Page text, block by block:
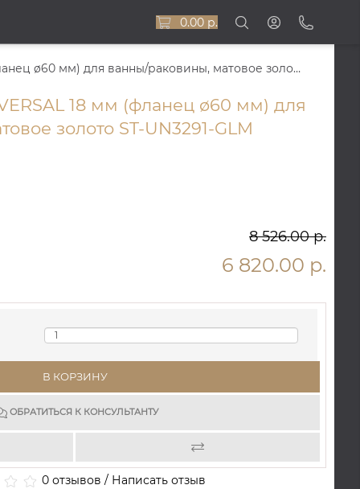
0.00 р.
Излив из стены UNIVERSAL 18 мм (фланец ø60 мм) для ванны/раковины, матовое золото ST-UN3291-GLM
18 мм (фланец ø60 мм) для
золото ST-UN3291-GLM
8 526.00 р.
6 820.00 р.
В КОРЗИНУ
ОБРАТИТЬСЯ К КОНСУЛЬТАНТУ
0 отзывов / Написать отзыв